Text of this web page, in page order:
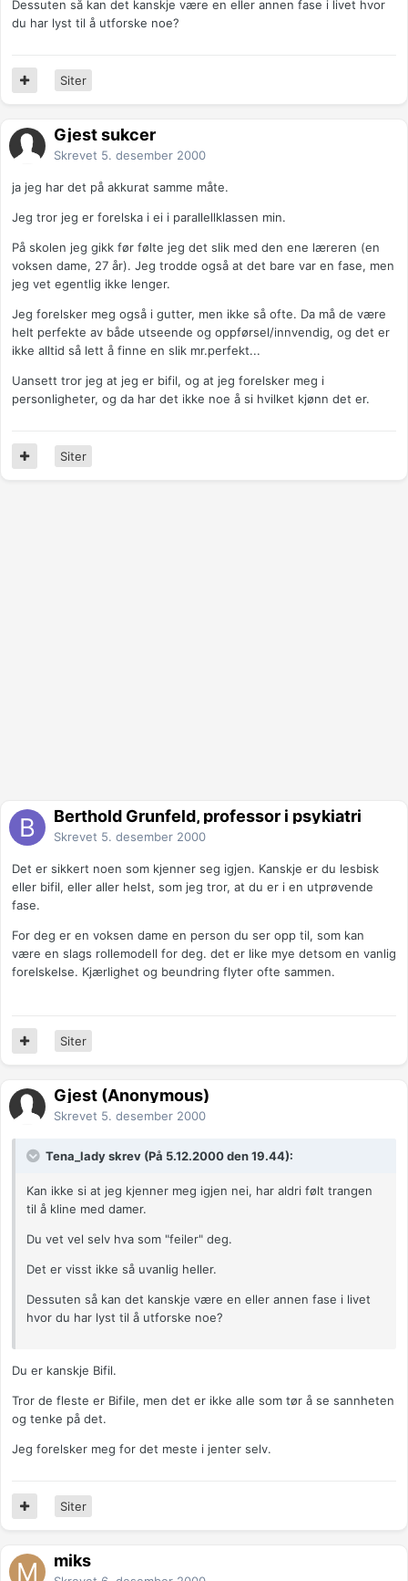
Dessuten så kan det kanskje være en eller annen fase i livet hvor
du har lyst til å utforske noe?
Siter
Gjest sukcer
Skrevet 5. desember 2000
ja jeg har det på akkurat samme måte.
Jeg tror jeg er forelska i ei i parallellklassen min.
På skolen jeg gikk før følte jeg det slik med den ene læreren (en
voksen dame, 27 år). Jeg trodde også at det bare var en fase, men
jeg vet egentlig ikke lenger.
Jeg forelsker meg også i gutter, men ikke så ofte. Da må de være
helt perfekte av både utseende og oppførsel/innvendig, og det er
ikke alltid så lett å finne en slik mr.perfekt...
Uansett tror jeg at jeg er bifil, og at jeg forelsker meg i
personligheter, og da har det ikke noe å si hvilket kjønn det er.
Siter
Berthold Grunfeld, professor i psykiatri
Skrevet 5. desember 2000
Det er sikkert noen som kjenner seg igjen. Kanskje er du lesbisk
eller bifil, eller aller helst, som jeg tror, at du er i en utprøvende
fase.
For deg er en voksen dame en person du ser opp til, som kan
være en slags rollemodell for deg. det er like mye detsom en vanlig
forelskelse. Kjærlighet og beundring flyter ofte sammen.
Siter
Gjest (Anonymous)
Skrevet 5. desember 2000
Tena_lady skrev (På 5.12.2000 den 19.44):
Kan ikke si at jeg kjenner meg igjen nei, har aldri følt trangen
til å kline med damer.
Du vet vel selv hva som "feiler" deg.
Det er visst ikke så uvanlig heller.
Dessuten så kan det kanskje være en eller annen fase i livet
hvor du har lyst til å utforske noe?
Du er kanskje Bifil.
Tror de fleste er Bifile, men det er ikke alle som tør å se sannheten
og tenke på det.
Jeg forelsker meg for det meste i jenter selv.
Siter
miks